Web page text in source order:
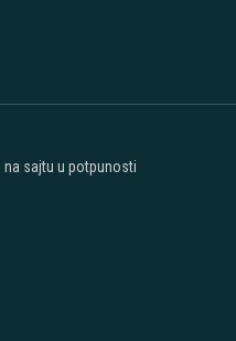
sajtu u potpunosti